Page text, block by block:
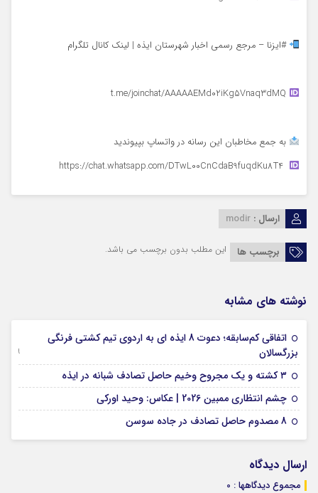
#ایزنا – مرجع رسمی اخبار شهرستان ایذه | لینک کانال تلگرام
به جمع مخاطبان این رسانه در واتساپ بپیوندید
ارسال : modir
برچسب ها این مطلب بدون برچسب می باشد.
نوشته های مشابه
اتفاقی کم‌سابقه؛ دعوت 8 ایذه ای به اردوی تیم کشتی فرنگی
بزرگسالان
09 جولای 2026
۳ کشته و یک مجروح وخیم حاصل تصادف شبانه در ایذه
چشم انتظاری ممبین 2026 | عکاس: وحید اورکی
8 مصدوم حاصل تصادف در جاده سوسن
ارسال دیدگاه
مجموع دیدگاهها : 0